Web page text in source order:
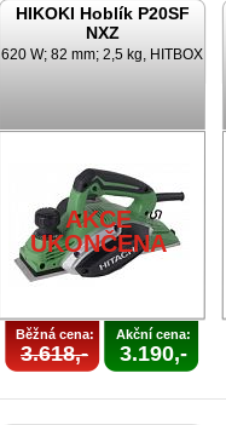
HIKOKI Hoblík P20SF
NXZ
620 W; 82 mm; 2,5 kg, HITBOX
AKCE
UKONČENA
Běžná cena:
3.618,-
Akční cena:
3.190,-